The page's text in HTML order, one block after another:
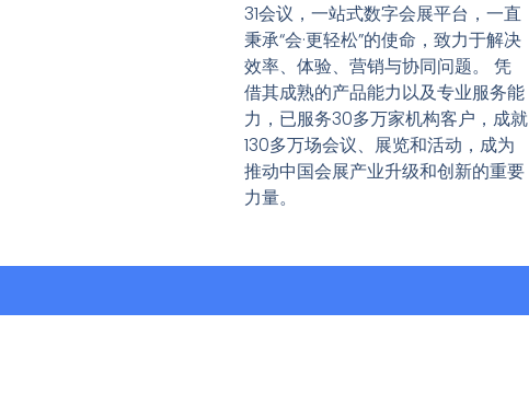
31会议，一站式数字会展平台，一直
秉承“会·更轻松”的使命，致力于解决
效率、体验、营销与协同问题。 凭
借其成熟的产品能力以及专业服务能
力，已服务30多万家机构客户，成就
130多万场会议、展览和活动，成为
推动中国会展产业升级和创新的重要
力量。